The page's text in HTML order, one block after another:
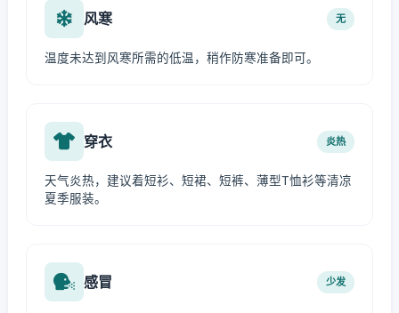
风寒 无
温度未达到风寒所需的低温，稍作防寒准备即可。
穿衣 炎热
天气炎热，建议着短衫、短裙、短裤、薄型T恤衫等清凉
夏季服装。
感冒 少发